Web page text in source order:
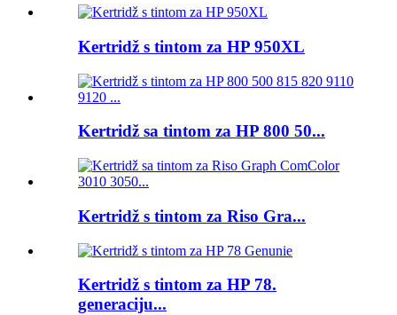
Kertridž s tintom za HP 950XL
Kertridž sa tintom za HP 800 50...
Kertridž s tintom za Riso Gra...
Kertridž s tintom za HP 78.
generaciju...